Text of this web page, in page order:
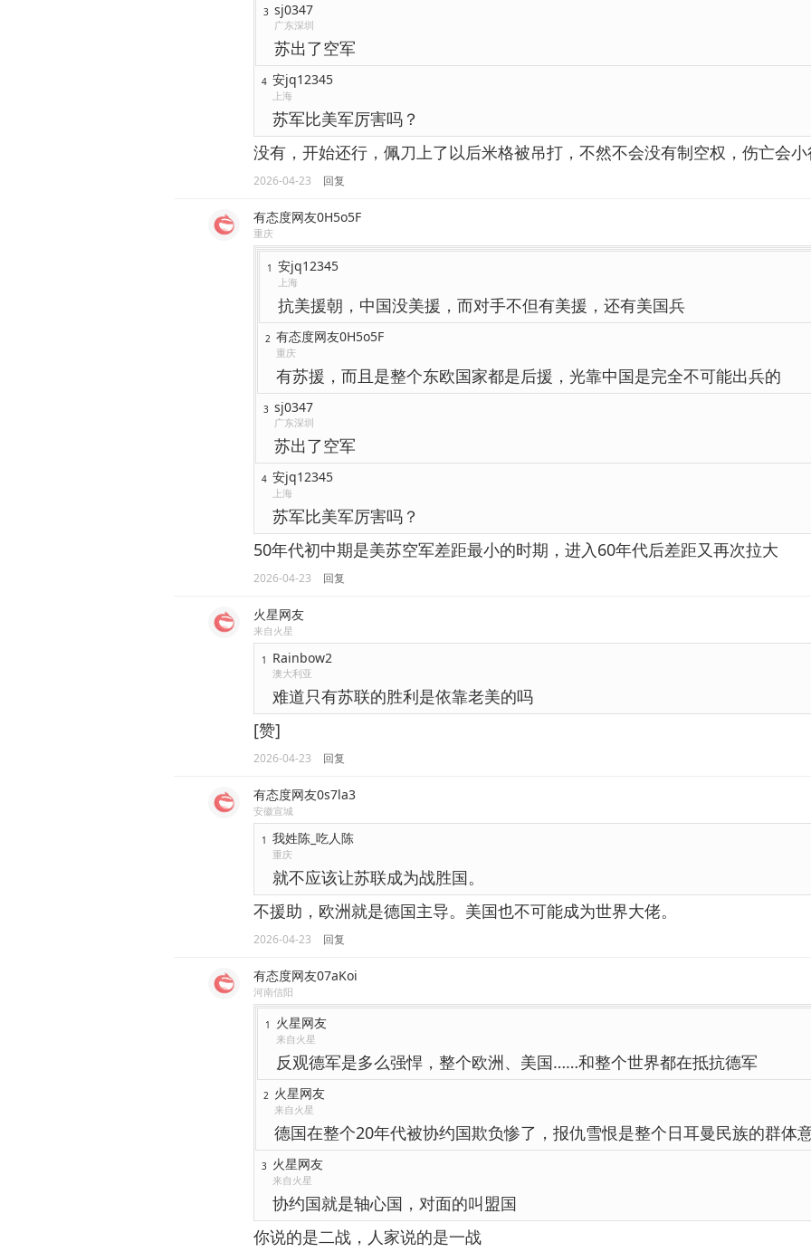
3 sj0347
广东深圳
苏出了空军
4 安jq12345
上海
苏军比美军厉害吗？
没有，开始还行，佩刀上了以后米格被吊打，不然不会没有制空权，伤亡会小
2026-04-23 回复
有态度网友0H5o5F
重庆
1 安jq12345
上海
抗美援朝，中国没美援，而对手不但有美援，还有美国兵
2 有态度网友0H5o5F
重庆
有苏援，而且是整个东欧国家都是后援，光靠中国是完全不可能出兵的
3 sj0347
广东深圳
苏出了空军
4 安jq12345
上海
苏军比美军厉害吗？
50年代初中期是美苏空军差距最小的时期，进入60年代后差距又再次拉大
2026-04-23 回复
火星网友
来自火星
1 Rainbow2
澳大利亚
难道只有苏联的胜利是依靠老美的吗
[赞]
2026-04-23 回复
有态度网友0s7la3
安徽宣城
1 我姓陈_吃人陈
重庆
就不应该让苏联成为战胜国。
不援助，欧洲就是德国主导。美国也不可能成为世界大佬。
2026-04-23 回复
有态度网友07aKoi
河南信阳
1 火星网友
来自火星
反观德军是多么强悍，整个欧洲、美国……和整个世界都在抵抗德军
2 火星网友
来自火星
德国在整个20年代被协约国欺负惨了，报仇雪恨是整个日耳曼民族的群体意
3 火星网友
来自火星
协约国就是轴心国，对面的叫盟国
你说的是二战，人家说的是一战